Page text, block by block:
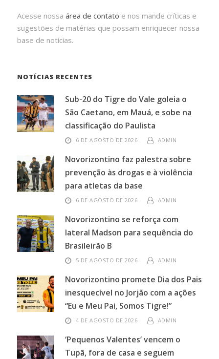
Acesse nossa área de contato e nos mande críticas e
sugestões de matérias que possam enriquecer nossa
base de notícias.
NOTÍCIAS RECENTES
Sub-20 do Tigre do Vale goleia o
São Caetano, em Mauá, e sobe na
classificação do Paulista
6 DE AGOSTO DE 2026 ADMIN
Novorizontino faz palestra sobre
prevenção às drogas e à violência
para atletas da base
6 DE AGOSTO DE 2026 ADMIN
Novorizontino se reforça com
lateral Madson para sequência do
Brasileirão B
5 DE AGOSTO DE 2026 ADMIN
Novorizontino promete Dia dos Pais
inesquecível no Jorjão com a ações
“Eu e Meu Pai, Somos Tigre!”
4 DE AGOSTO DE 2026 ADMIN
‘Pequenos Valentes’ vencem o
Tupã, fora de casa e seguem